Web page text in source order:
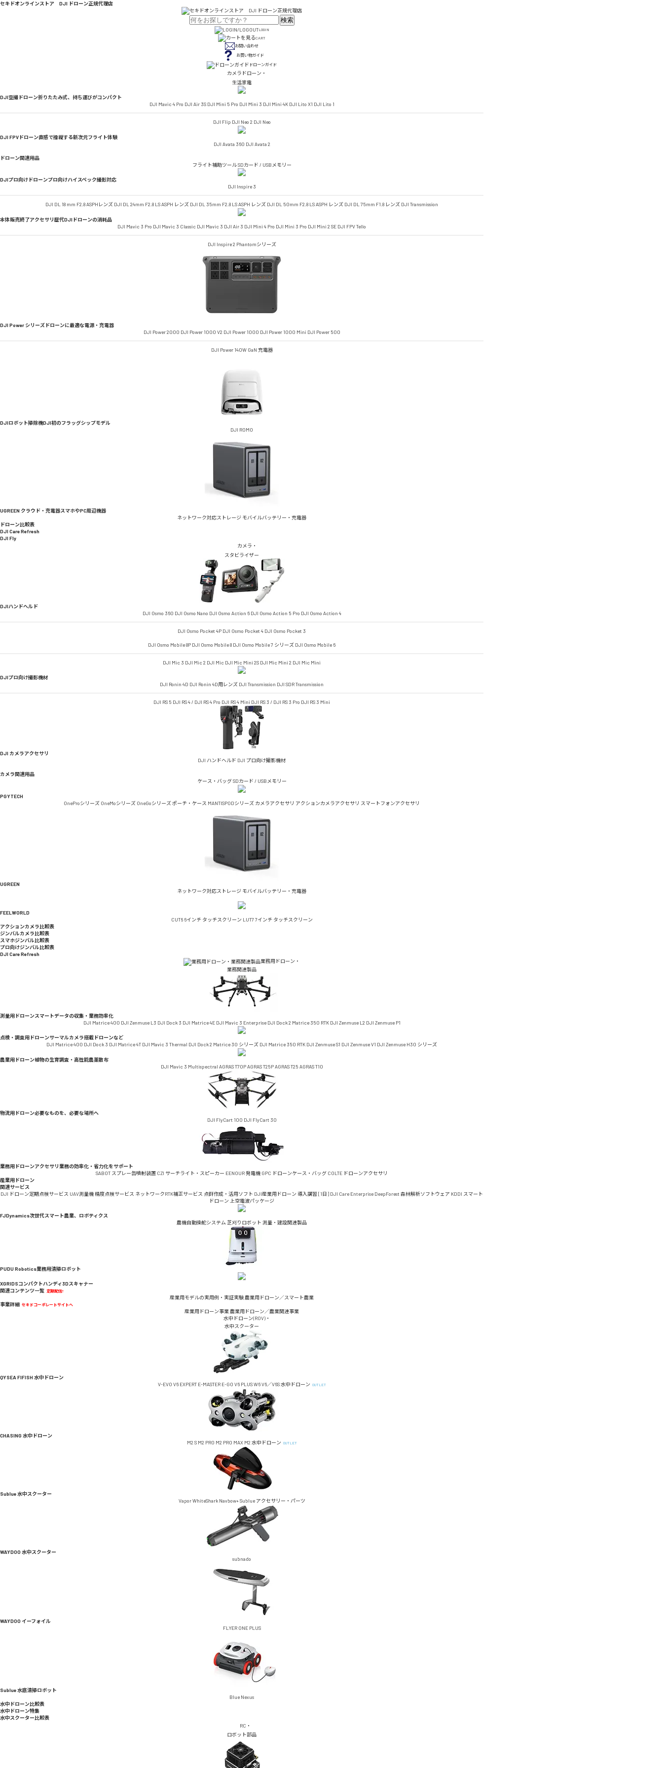
セキドオンラインストア DJI ドローン正規代理店
検索
LOGIN
CART
お問い合わせ
お買い物ガイド
ドローンガイド
カメラドローン・
生活家電
DJI空撮ドローン折りたたみ式、持ち運びがコンパクト
DJI Mavic 4 Pro DJI Air 3S DJI Mini 5 Pro DJI Mini 3 DJI Mini 4K DJI Lito X1 DJI Lito 1
DJI Flip DJI Neo 2 DJI Neo
DJI FPVドローン直感で操縦する新次元フライト体験
DJI Avata 360 DJI Avata 2
ドローン関連用品
フライト補助ツール SDカード / USBメモリー
DJIプロ向けドローンプロ向けハイスペック撮影対応
DJI Inspire 3
DJI DL 18 mm F2.8 ASPHレンズ DJI DL 24mm F2.8 LS ASPH レンズ DJI DL 35mm F2.8 LS ASPH レンズ DJI DL 50mm F2.8 LS ASPH レンズ DJI DL 75mm F1.8 レンズ DJI Transmission
本体販売終了アクセサリ歴代DJIドローンの消耗品
DJI Mavic 3 Pro DJI Mavic 3 Classic DJI Mavic 3 DJI Air 3 DJI Mini 4 Pro DJI Mini 3 Pro DJI Mini 2 SE DJI FPVTello
DJI Inspire 2 Phantomシリーズ
DJI Power シリーズドローンに最適な電源・充電器
DJI Power 2000 DJI Power 1000 V2 DJI Power 1000 DJI Power 1000 Mini DJI Power 500
DJI Power 140W GaN 充電器
DJIロボット掃除機DJI初のフラッグシップモデル
DJI ROMO
UGREEN クラウド・充電器スマホやPC周辺機器
ネットワーク対応ストレージ モバイルバッテリー・充電器
ドローン比較表
DJI Care Refresh
DJI Fly
カメラ・
スタビライザー
DJIハンドヘルド
DJI Osmo 360 DJI Osmo Nano DJI Osmo Action 6 DJI Osmo Action 5 Pro DJI Osmo Action 4
DJI Osmo Pocket 4P DJI Osmo Pocket 4 DJI Osmo Pocket 3
DJI Osmo Mobile 8P DJI Osmo Mobile 8 DJI Osmo Mobile 7 シリーズ DJI Osmo Mobile 6
DJI Mic 3 DJI Mic 2 DJI Mic DJI Mic Mini 2S DJI Mic Mini 2 DJI Mic Mini
DJIプロ向け撮影機材
DJI Ronin 4D DJI Ronin 4D用レンズ DJI Transmission DJI SDR Transmission
DJI RS 5 DJI RS 4 / DJI RS 4 Pro DJI RS 4 Mini DJI RS 3 / DJI RS 3 Pro DJI RS 3 Mini
DJI カメラアクセサリ
DJI ハンドヘルド DJI プロ向け撮影機材
カメラ関連用品
ケース・バッグ SDカード / USBメモリー
PGYTECH
OneProシリーズ OneMoシリーズ OneGoシリーズポーチ・ケース MANTISPODシリーズ カメラアクセサリ アクションカメラアクセサリ スマートフォンアクセサリ
UGREEN
ネットワーク対応ストレージ モバイルバッテリー・充電器
FEELWORLD
CUT6 6インチ タッチスクリーン LUT7 7インチ タッチスクリーン
アクションカメラ比較表
ジンバルカメラ比較表
スマホジンバル比較表
プロ向けジンバル比較表
DJI Care Refresh
業務用ドローン・
業務関連製品
測量用ドローンスマートデータの収集・業務効率化
DJI Matrice 400 DJI Zenmuse L3 DJI Dock 3 DJI Matrice 4E DJI Mavic 3 Enterprise DJI Dock 2 Matrice 350 RTK DJI Zenmuse L2 DJI Zenmuse P1
点検・調査用ドローンサーマルカメラ搭載ドローンなど
DJI Matrice 400 DJI Dock 3 DJI Matrice 4T DJI Mavic 3 Thermal DJI Dock 2 Matrice 30 シリーズ DJI Matrice 350 RTK DJI Zenmuse S1 DJI Zenmuse V1 DJI Zenmuse H30 シリーズ
農業用ドローン植物の生育調査・高性能農薬散布
DJI Mavic 3 Multispectral AGRAS T70P AGRAS T25P AGRAS T25 AGRAS T10
物流用ドローン必要なものを、必要な場所へ
DJI FlyCart 100 DJI FlyCart 30
業務用ドローンアクセサリ 業務の効率化・省力化をサポート
SABOT スプレー缶噴射装置 CZI サーチライト・スピーカー EENOUR 発電機 GPC ドローンケース・バッグ COLTE ドローンアクセサリ
産業用ドローン
関連サービス
DJI ドローン定期点検サービス UAV測量機 精度点検サービス ネットワークRTK補正サービス 点群作成・活用ソフト DJI産業用ドローン 導入講習 [1日] DJI Care Enterprise DeepForest 森林解析ソフトウェア KDDI スマート
ドローン 上空電波パッケージ
FJDynamics次世代スマート農業、ロボティクス
農機自動操舵システム 芝刈りロボット 測量・建設関連製品
PUDU Robotics業務用清掃ロボット
XGRIDSコンパクトハンディ3Dスキャナー
関連コンテンツ一覧 定期配信!
産業用モデルの実用例・実証実験農業用ドローン／スマート農業
事業詳細 セキドコーポレートサイトへ
産業用ドローン事業農業用ドローン／農業関連事業
水中ドローン(ROV)・
水中スクーター
QYSEA FIFISH 水中ドローン
V-EVO V6 EXPERT E-MASTER E-GO V6 PLUS W6 V6／V6S 水中ドローン OUTLET
CHASING 水中ドローン
M2 S M2 PRO M2 PRO MAX M2 水中ドローン OUTLET
Sublue 水中スクーター
Vapor WhiteShark Navbow+ Sublue アクセサリー・パーツ
WAYDOO 水中スクーター
subnado
WAYDOO イーフォイル
FLYER ONE PLUS
Sublue 水底清掃ロボット
Blue Nexus
水中ドローン比較表
水中ドローン特集
水中スクーター比較表
RC・
ロボット部品